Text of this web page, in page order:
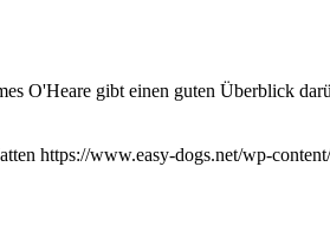
O'Heare gibt einen guten Überblick
https://www.easy-dogs.net/wp-